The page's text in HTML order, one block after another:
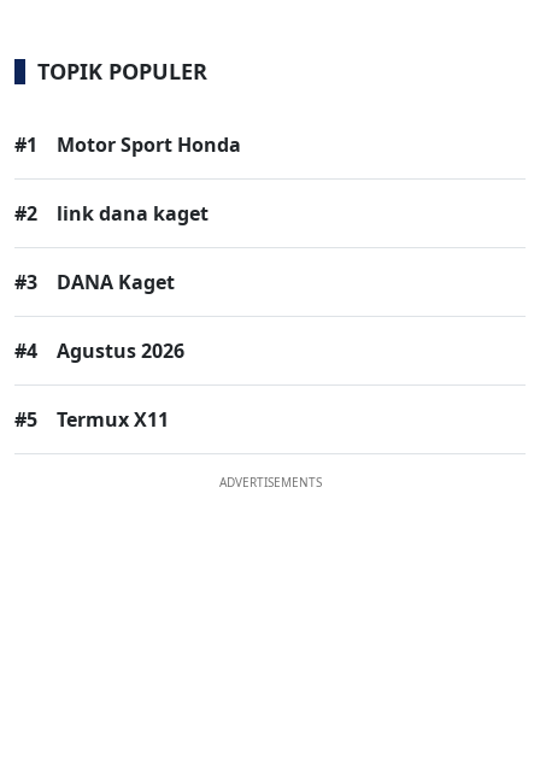
TOPIK POPULER
#1 Motor Sport Honda
#2 link dana kaget
#3 DANA Kaget
#4 Agustus 2026
#5 Termux X11
ADVERTISEMENTS